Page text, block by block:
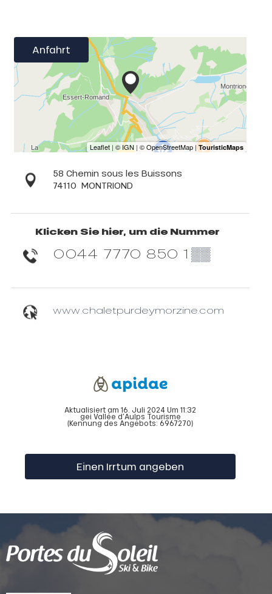
Anfahrt
58 Chemin sous les Buissons
74110 MONTRIOND
Klicken Sie hier, um die Nummer
0044 7770 850 1 ▒▒
www.chaletpurdeymorzine.com
Aktualisiert am 16. Juli 2024 Um 11:32
gei Vallée d'Aulps Tourisme
(Kennung des Angebots: 6967270)
Einen Irrtum angeben